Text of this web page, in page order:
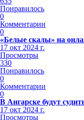
Понравилось
0
Комментарии
0
«Белые скалы» на
17 окт 2024 г.
Просмотры
330
Понравилось
0
Комментарии
0
В Ангарске будут
17 окт 2024 г.
Просмотры